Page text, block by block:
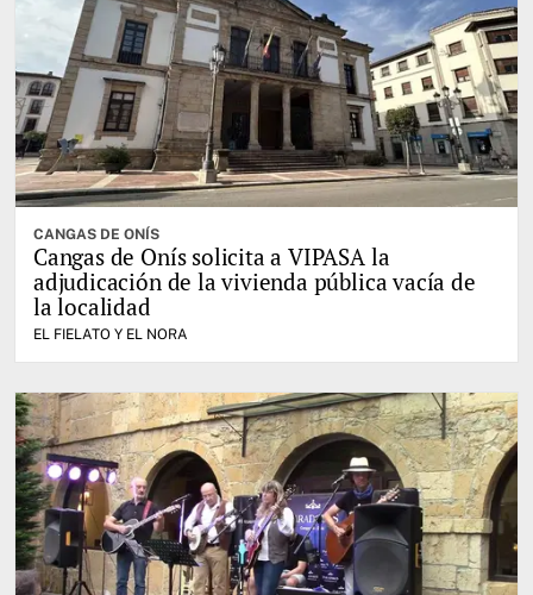
CANGAS DE ONÍS
Cangas de Onís solicita a VIPASA la
adjudicación de la vivienda pública vacía de
la localidad
EL FIELATO Y EL NORA